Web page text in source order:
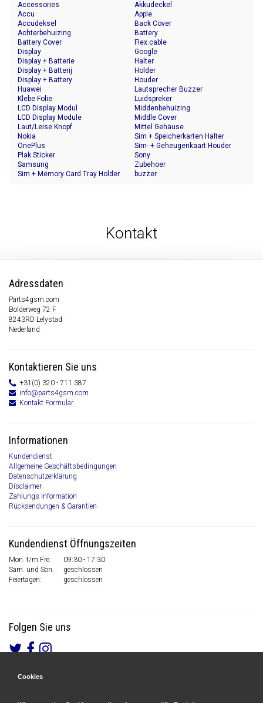
Accessories
Accu
Accudeksel
Achterbehuizing
Akkudeckel
Apple
Back Cover
Battery
Battery Cover
Display
Display + Batterie
Display + Batterij
Display + Battery
Flex cable
Google
Halter
Holder
Houder
Huawei
Klebe Folie
LCD Display Modul
LCD Display Module
Laut/Leise Knopf
Lautsprecher Buzzer
Luidspreker
Middenbehuizing
Middle Cover
Mittel Gehäuse
Nokia
OnePlus
Plak Sticker
Samsung
Sim + Memory Card Tray Holder
Sim + Speicherkarten Halter
Sim- + Geheugenkaart Houder
Sony
Zubehoer
buzzer
Kontakt
Adressdaten
Parts4gsm.com
Bolderweg 72 F
8243RD Lelystad
Nederland
Kontaktieren Sie uns
+31(0) 320 - 711 387
info@parts4gsm.com
Kontakt Formular
Informationen
Kundendienst
Allgemeine Geschäftsbedingungen
Datenschutzerklärung
Disclaimer
Zahlungs Information
Rücksendungen & Garantien
Kundendienst Öffnungszeiten
Mon. t/m Fre.
09:30 - 17:30
Sam. und Son.
geschlossen
Feiertagen:
geschlossen
Folgen Sie uns
Cookies